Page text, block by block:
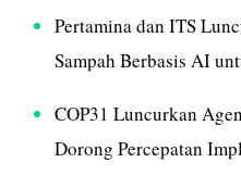
Pertamina dan ITS
Sampah Berbasis AI
COP31 Luncurkan
Dorong Percepatan